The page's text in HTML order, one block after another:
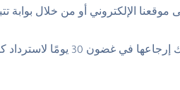
الإلكتروني أو من خلال بوابة
نحن نقدم سياسة إرجاع خالية من المتاعب. إذا لم تكن